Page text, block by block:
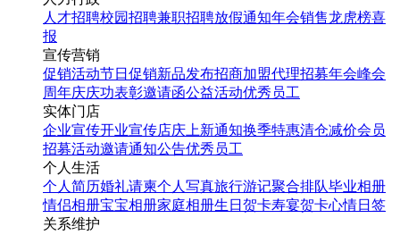
粉色母亲节宣传晒图手机
海报设计图模板
找相似
手机海报
人才招聘校园招聘兼职招聘放假通知年会销售龙虎榜喜
报
宣传营销
促销活动节日促销新品发布招商加盟代理招募年会峰会
周年庆庆功表彰邀请函公益活动优秀员工
实体门店
企业宣传开业宣传店庆 上新通知换季特惠清仓减价会员
招募活动邀请通知公告优秀员工
个人生活
个人简历婚礼请柬个人写真旅行游记聚合排队毕业相册
情侣相册宝宝相册家庭相册生日贺卡寿宴贺卡心情日签
关系维护